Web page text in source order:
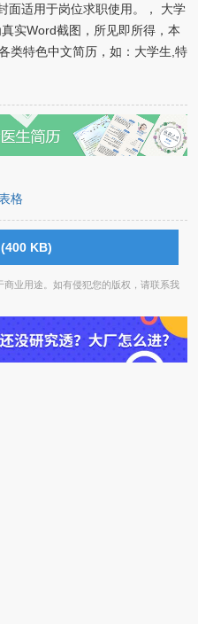
面适用于岗位求职使用。， 大学
实Word截图，所见即所得，本
类特色中文简历，如：大学生,特
格
KB)
业用途。如有侵犯您的版权，请联系我